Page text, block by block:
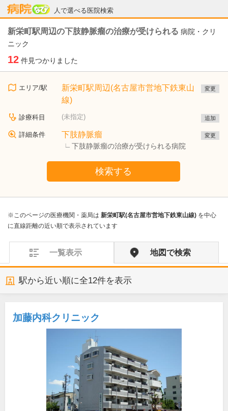
人で選べる医院検索
病院なび
新栄町駅周辺の下肢静脈瘤の治療が受けられる 病院・クリ
ニック
12 件見つかりました
エリア/駅
新栄町駅周辺(名古屋市営地下鉄東山
線)
変更
診療科目 (未指定) 追加
詳細条件 下肢静脈瘤
下肢静脈瘤の治療が受けられる病院
変更
検索する
※このページの医療機関・薬局は 新栄町駅(名古屋市営地下鉄東山線) を中心
に直線距離の近い順で表示されています
一覧表示 地図で検索
駅から近い順に全12件を表示
加藤内科クリニック